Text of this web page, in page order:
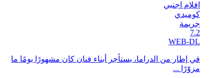
افلام اجنبي
كوميدي
جريمة
7.2
WEB-DL
في إطار من الدراما، يستأجر أبناء فنان كان مشهورًا يومًا ما
مزوّرًا ...